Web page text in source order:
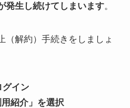
発生し続けてしまいます。
（解約）手続きをしましょ
グイン
紹介」を選択